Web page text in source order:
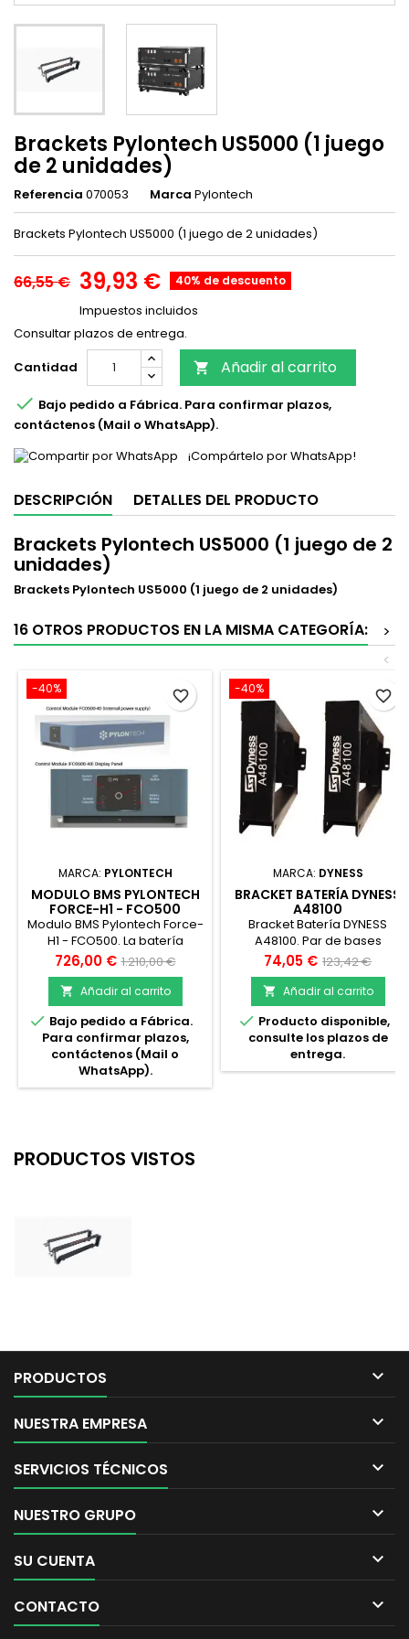
Brackets Pylontech US5000 (1 juego
de 2 unidades)
Referencia 070053 Marca Pylontech
Brackets Pylontech US5000 (1 juego de 2 unidades)
66,55 € 39,93 € 40% de descuento
Impuestos incluidos
Consultar plazos de entrega.
Cantidad
 Añadir al carrito
 Bajo pedido a Fábrica. Para confirmar plazos,
contáctenos (Mail o WhatsApp).
¡Compártelo por WhatsApp!
DESCRIPCIÓN DETALLES DEL PRODUCTO
Brackets Pylontech US5000 (1 juego de 2
unidades)
Brackets Pylontech US5000 (1 juego de 2 unidades)
16 OTROS PRODUCTOS EN LA MISMA CATEGORÍA:
>
<
-40%
MARCA: PYLONTECH
MODULO BMS PYLONTECH
FORCE-H1 - FCO500
Modulo BMS Pylontech Force-
H1 - FCO500. La batería
Pylontech Force H1 es la
última versión en baterías de
alto voltaje suministradas por
Pylontech. El nuevo sistema
diseñado, proporciona unas
conexiones fáciles para
reducir el tiempo de
instalación, así como un
sistema modular que
Precio
726,00 € Precio
base
1.210,00 €
 Añadir al carrito
 Bajo pedido a Fábrica.
Para confirmar plazos,
contáctenos (Mail o
WhatsApp).
favorite_border -40%
MARCA: DYNESS
BRACKET BATERÍA DYNESS
A48100
Bracket Batería DYNESS
A48100. Par de bases
metálicas (brackets) para
apilamiento vertical (Dyness
Mounting Brackets) de
baterías de litio Dyness
modelo A48100 de 4.8kWh
(48V 100Ah). Incluye un par
de brackets para 1 batería
Dyness de litio solar 48V,
Precio
74,05 € Precio
base
123,42 €
 Añadir al carrito
 Producto disponible,
consulte los plazos de
entrega.
favorite_border
PRODUCTOS VISTOS
PRODUCTOS 
NUESTRA EMPRESA 
SERVICIOS TÉCNICOS 
NUESTRO GRUPO 
SU CUENTA 
CONTACTO 